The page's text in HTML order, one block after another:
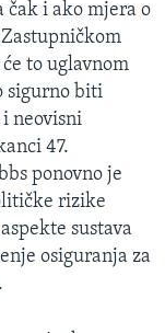
i ako mjera o
to uglavnom
sigurno biti
neovisni
47.
ponovno je
rizike
sustava
osiguranja za